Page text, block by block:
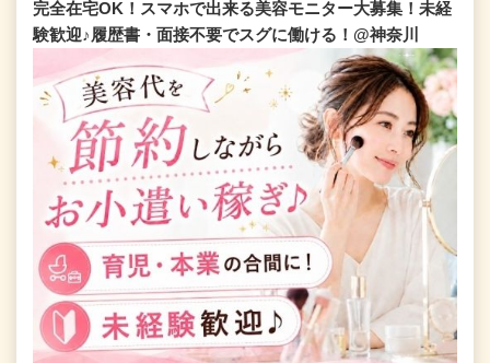
完全在宅OK！スマホで出来る美容モニター大募集！未経
験歓迎♪履歴書・面接不要でスグに働ける！@神奈川